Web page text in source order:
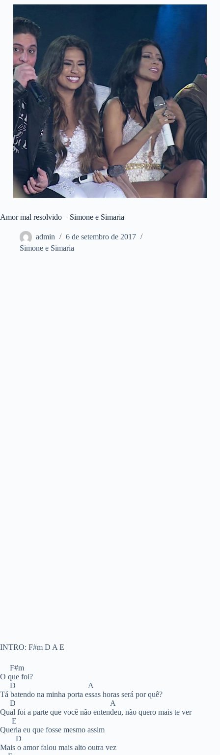
Amor mal resolvido – Simone e Simaria
admin
6 de setembro de 2017
Simone e Simaria
INTRO: F#m D A E
F#m
O que foi?
D A
Tá batendo na minha porta essas horas será por quê?
D A
Qual foi a parte que você não entendeu, não quero mais te ver
E
Queria eu que fosse mesmo assim
D
Mais o amor falou mais alto outra vez